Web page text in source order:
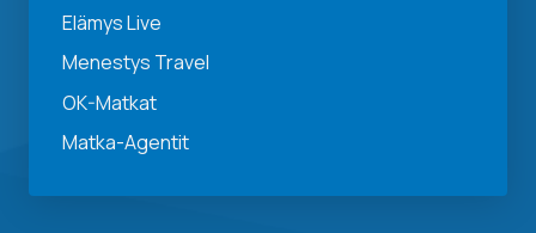
Elämys Live
Menestys Travel
OK-Matkat
Matka-Agentit